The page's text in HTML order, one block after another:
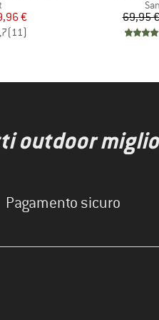
di prodotti
ridotto
€
( 11)
69,95 €
outdoor
Pagamento sicuro